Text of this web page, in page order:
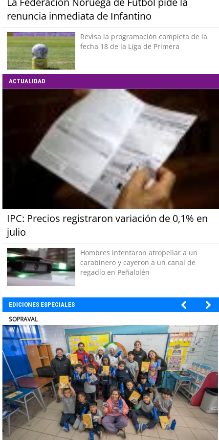
renuncia inmediata de Infantino
Revisa la programación completa de la
fecha 18 de la Liga de Primera
ACTUALIDAD
IPC: Precios registraron variación de 0,1% en
julio
Hombres intentaron atropellar a un
carabinero y cayeron a un canal de
regadío en Peñalolén
EDICIONES ESPECIALES
ULTRAPORT